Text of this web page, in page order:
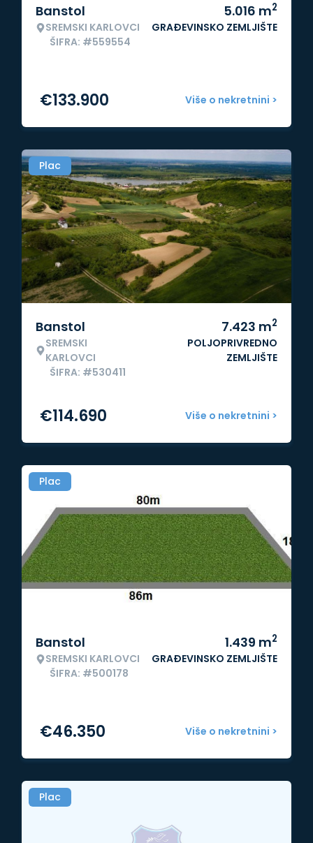
Banstol
SREMSKI KARLOVCI
ŠIFRA: #559554
5.016 m2
GRAĐEVINSKO ZEMLJIŠTE
Više o nekretnini >
€133.900
Plac
Banstol
SREMSKI
KARLOVCI
ŠIFRA: #530411
7.423 m2
POLJOPRIVREDNO
ZEMLJIŠTE
Više o nekretnini >
€114.690
Plac
Banstol
SREMSKI KARLOVCI
ŠIFRA: #500178
1.439 m2
GRAĐEVINSKO ZEMLJIŠTE
Više o nekretnini >
€46.350
Plac